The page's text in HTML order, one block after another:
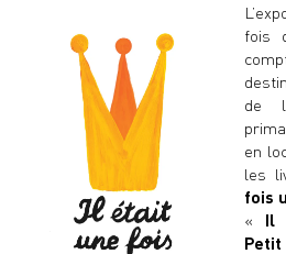
fois
de
en
les
fois
« Il
Petit